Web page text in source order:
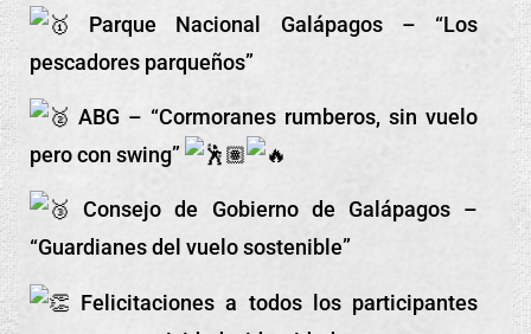
Parque Nacional Galápagos – “Los
pescadores parqueños”
ABG – “Cormoranes rumberos, sin vuelo
pero con swing”
Consejo de Gobierno de Galápagos –
“Guardianes del vuelo sostenible”
Felicitaciones a todos los participantes